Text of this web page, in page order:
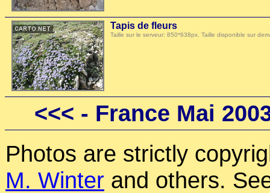
Tapis de fleurs
Taille sur le serveur: 850*638px. Taille disponible sur
<<< - France Mai
Photos are strictly
M. Winter and others.